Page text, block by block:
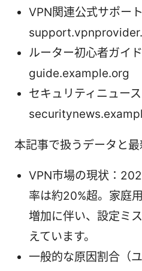
VPN関連公式サポー
ルーター初心者ガイ
guide.example.org
セキュリティニュー
本記事で扱うデータと
VPN市場の現状：
率は約20%超。家庭
増加に伴い、設定ミ
えています。
一般的な原因割合（